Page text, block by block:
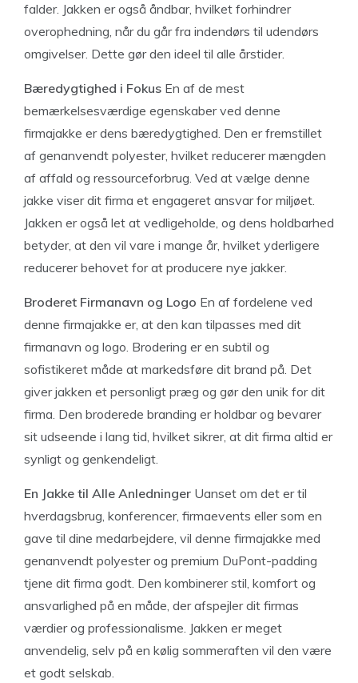
falder. Jakken er også åndbar, hvilket forhindrer
overophedning, når du går fra indendørs til udendørs
omgivelser. Dette gør den ideel til alle årstider.
Bæredygtighed i Fokus En af de mest
bemærkelsesværdige egenskaber ved denne
firmajakke er dens bæredygtighed. Den er fremstillet
af genanvendt polyester, hvilket reducerer mængden
af affald og ressourceforbrug. Ved at vælge denne
jakke viser dit firma et engageret ansvar for miljøet.
Jakken er også let at vedligeholde, og dens holdbarhed
betyder, at den vil vare i mange år, hvilket yderligere
reducerer behovet for at producere nye jakker.
Broderet Firmanavn og Logo En af fordelene ved
denne firmajakke er, at den kan tilpasses med dit
firmanavn og logo. Brodering er en subtil og
sofistikeret måde at markedsføre dit brand på. Det
giver jakken et personligt præg og gør den unik for dit
firma. Den broderede branding er holdbar og bevarer
sit udseende i lang tid, hvilket sikrer, at dit firma altid er
synligt og genkendeligt.
En Jakke til Alle Anledninger Uanset om det er til
hverdagsbrug, konferencer, firmaevents eller som en
gave til dine medarbejdere, vil denne firmajakke med
genanvendt polyester og premium DuPont-padding
tjene dit firma godt. Den kombinerer stil, komfort og
ansvarlighed på en måde, der afspejler dit firmas
værdier og professionalisme. Jakken er meget
anvendelig, selv på en kølig sommeraften vil den være
et godt selskab.